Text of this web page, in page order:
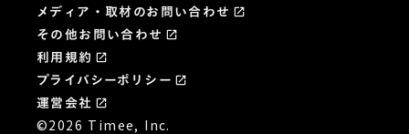
メディア・取材のお問い合わせ open_in_new
その他お問い合わせ open_in_new
利用規約 open_in_new
プライバシーポリシー launch
運営会社 launch
©2026 Timee, Inc.